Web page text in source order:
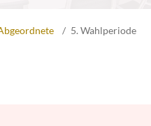
5. Wahlperiode